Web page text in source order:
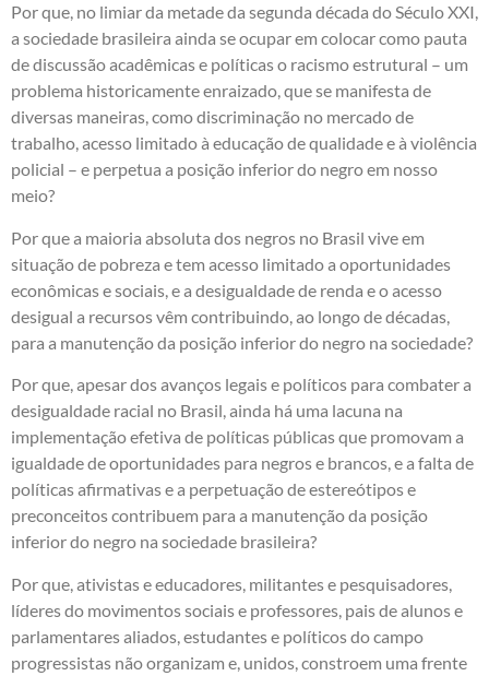
Por que, no limiar da metade da segunda década do Século XXI,
a sociedade brasileira ainda se ocupar em colocar como pauta
de discussão acadêmicas e políticas o racismo estrutural – um
problema historicamente enraizado, que se manifesta de
diversas maneiras, como discriminação no mercado de
trabalho, acesso limitado à educação de qualidade e à violência
policial – e perpetua a posição inferior do negro em nosso
meio?
Por que a maioria absoluta dos negros no Brasil vive em
situação de pobreza e tem acesso limitado a oportunidades
econômicas e sociais, e a desigualdade de renda e o acesso
desigual a recursos vêm contribuindo, ao longo de décadas,
para a manutenção da posição inferior do negro na sociedade?
Por que, apesar dos avanços legais e políticos para combater a
desigualdade racial no Brasil, ainda há uma lacuna na
implementação efetiva de políticas públicas que promovam a
igualdade de oportunidades para negros e brancos, e a falta de
políticas afirmativas e a perpetuação de estereótipos e
preconceitos contribuem para a manutenção da posição
inferior do negro na sociedade brasileira?
Por que, ativistas e educadores, militantes e pesquisadores,
líderes do movimentos sociais e professores, pais de alunos e
parlamentares aliados, estudantes e políticos do campo
progressistas não organizam e, unidos, constroem uma frente